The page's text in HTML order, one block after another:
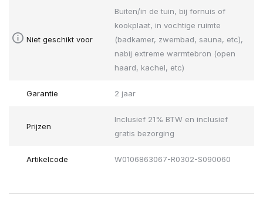
Niet geschikt voor
Buiten/in de tuin, bij fornuis of
kookplaat, in vochtige ruimte
(badkamer, zwembad, sauna, etc),
nabij extreme warmtebron (open
haard, kachel, etc)
Garantie 2 jaar
Prijzen
Inclusief 21% BTW en inclusief
gratis bezorging
Artikelcode W0106863067-R0302-S090060